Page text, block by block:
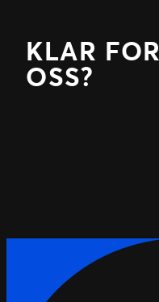
KLAR
OSS?